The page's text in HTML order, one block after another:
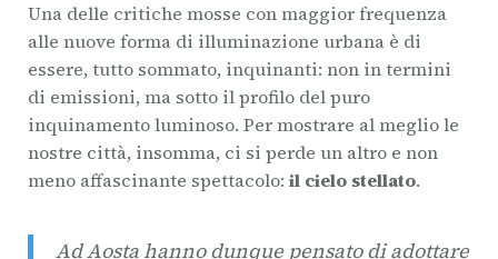
Una delle critiche mosse con maggior frequenza
alle nuove forma di illuminazione urbana è di
essere, tutto sommato, inquinanti: non in termini
di emissioni, ma sotto il profilo del puro
inquinamento luminoso. Per mostrare al meglio le
nostre città, insomma, ci si perde un altro e non
meno affascinante spettacolo: il cielo stellato.
Ad Aosta hanno dunque pensato di adottare